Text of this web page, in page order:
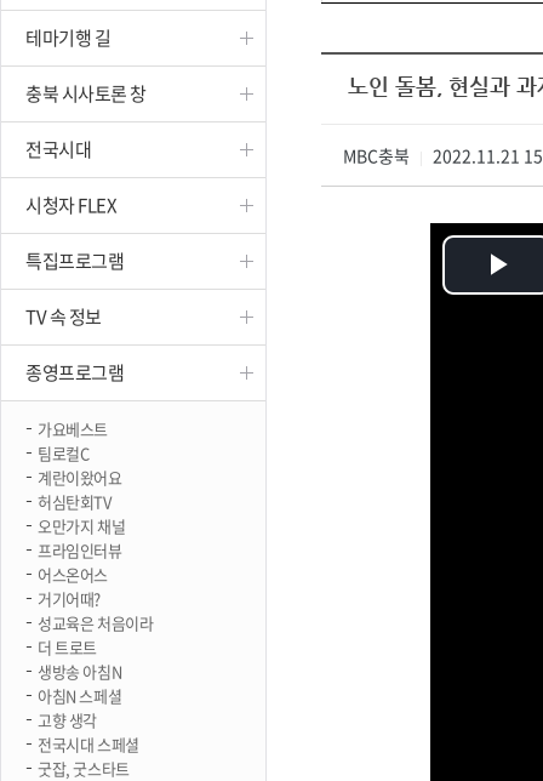
옥천
종영프로그램
테마기행 길
충북 시사토론 창
전국시대
시청자 FLEX
특집프로그램
TV 속 정보
종영프로그램
가요베스트
팀로컬C
계란이왔어요
허심탄회TV
오만가지 채널
프라임인터뷰
어스온어스
거기어때?
성교육은 처음이라
더 트로트
생방송 아침N
아침N 스페셜
고향 생각
전국시대 스페셜
굿잡, 굿스타트
노인 돌봄, 현실과 과
MBC충북 2022.11.21